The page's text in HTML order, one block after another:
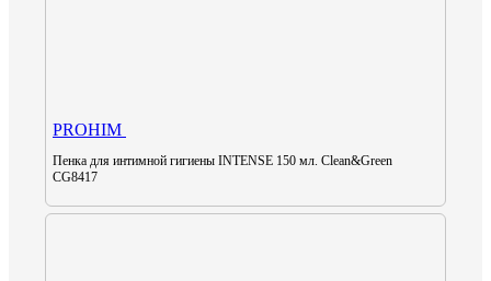
PROHIM
Пенка для интимной гигиены INTENSE 150 мл. Clean&Green
CG8417